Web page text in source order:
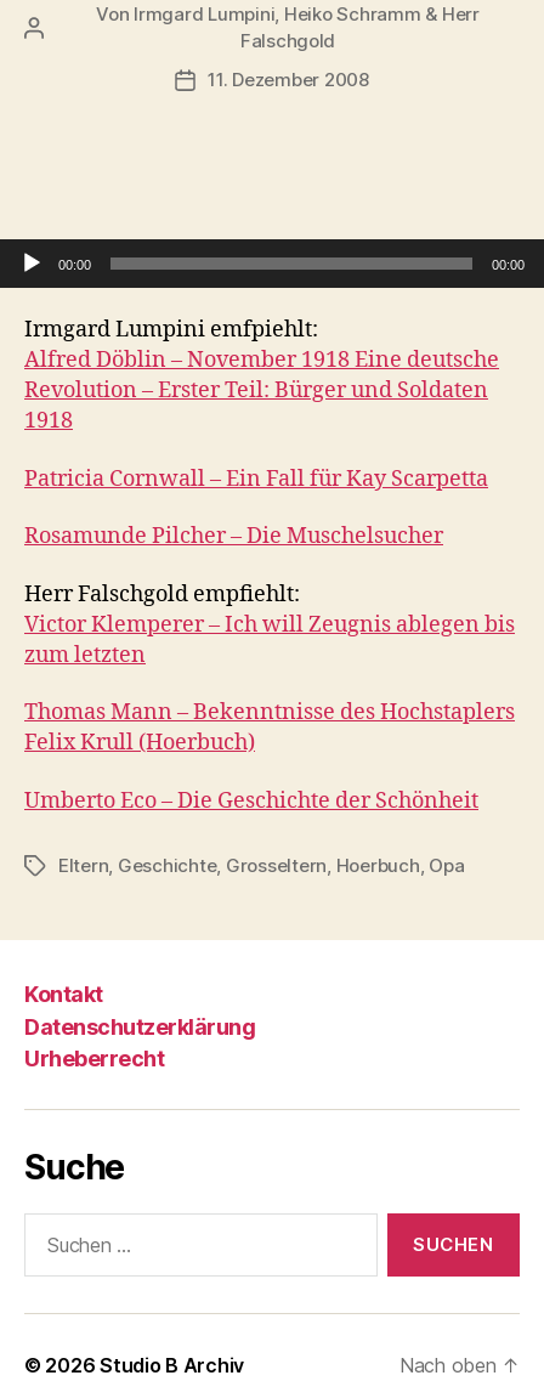
Beitragsautor
Von Irmgard Lumpini, Heiko Schramm & Herr
Falschgold
Veröffentlichungsdatum
11. Dezember 2008
00:00 00:00
Irmgard Lumpini emfpiehlt:
Alfred Döblin – November 1918 Eine deutsche
Revolution – Erster Teil: Bürger und Soldaten
1918
Patricia Cornwall – Ein Fall für Kay Scarpetta
Rosamunde Pilcher – Die Muschelsucher
Herr Falschgold empfiehlt:
Victor Klemperer – Ich will Zeugnis ablegen bis
zum letzten
Thomas Mann – Bekenntnisse des Hochstaplers
Felix Krull (Hoerbuch)
Umberto Eco – Die Geschichte der Schönheit
Schlagwörter
Eltern Geschichte, Grosseltern Hoerbuch Opa
Kontakt
Datenschutzerklärung
Urheberrecht
Suche
nach:
© 2026Studio B Archiv Nach oben ↑